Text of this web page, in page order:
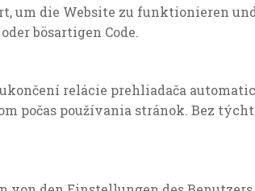
um die Website zu funktionieren
bösartigen Code.
relácie prehliadača
počas používania stránok. Bez